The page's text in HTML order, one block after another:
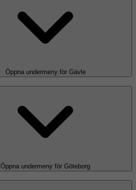
Öppna undermeny för Gävle
Öppna undermeny för Göteborg